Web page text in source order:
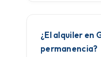
¿El alquiler en
permanencia?